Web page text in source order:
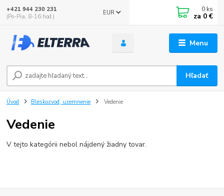
Menu
EUR
Hľadať
+421 944 230 231
(Po-Pia, 8-16 hod.)
0 ks
za 0 €
Úvod Bleskozvod, uzemnenie Vedenie
Vedenie
V tejto kategórii nebol nájdený žiadny tovar.